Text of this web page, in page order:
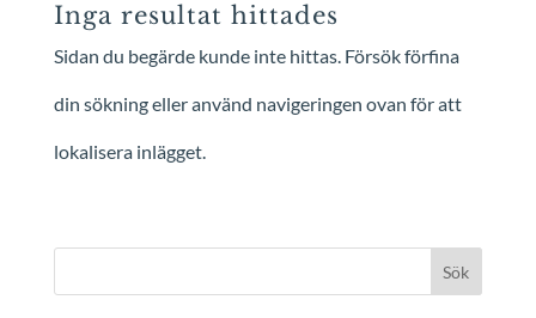
Inga resultat hittades
Sidan du begärde kunde inte hittas. Försök förfina
din sökning eller använd navigeringen ovan för att
lokalisera inlägget.
Sök